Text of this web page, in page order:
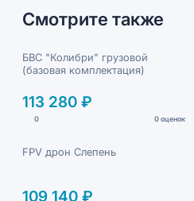
Смотрите также
БВС "Колибри" грузовой
(базовая комплектация)
113 280 ₽
0 0 оценок
FPV дрон Слепень
109 140 ₽